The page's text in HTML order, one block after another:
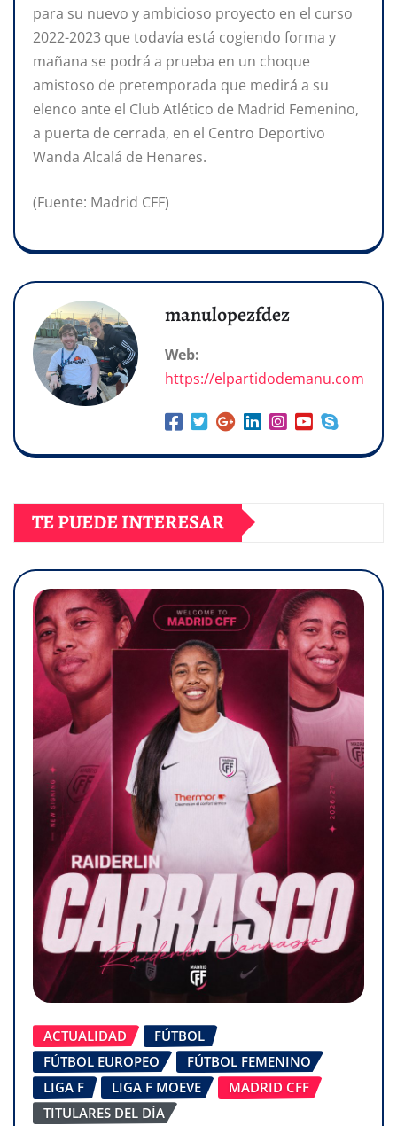
para su nuevo y ambicioso proyecto en el curso
2022-2023 que todavía está cogiendo forma y
mañana se podrá a prueba en un choque
amistoso de pretemporada que medirá a su
elenco ante el Club Atlético de Madrid Femenino,
a puerta de cerrada, en el Centro Deportivo
Wanda Alcalá de Henares.
(Fuente: Madrid CFF)
manulopezfdez
Web:
https://elpartidodemanu.com
TE PUEDE INTERESAR
ACTUALIDAD
FÚTBOL
FÚTBOL EUROPEO
FÚTBOL FEMENINO
LIGA F
LIGA F MOEVE
MADRID CFF
TITULARES DEL DÍA